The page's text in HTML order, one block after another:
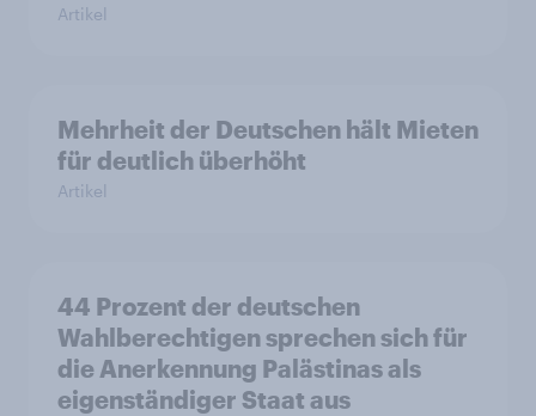
Artikel
Mehrheit der Deutschen hält Mieten
für deutlich überhöht
Artikel
44 Prozent der deutschen
Wahlberechtigen sprechen sich für
die Anerkennung Palästinas als
eigenständiger Staat aus